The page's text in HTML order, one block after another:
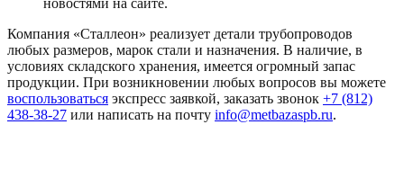
Компания «Сталлеон» реализует детали трубопроводов
любых размеров, марок стали и назначения. В наличие, в
условиях складского хранения, имеется огромный запас
продукции. При возникновении любых вопросов вы можете
воспользоваться экспресс заявкой, заказать звонок +7 (812)
438-38-27 или написать на почту info@metbazaspb.ru.